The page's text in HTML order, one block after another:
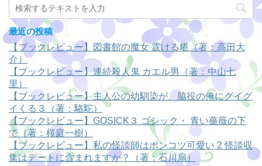
最近の投稿
【ブックレビュー】図書館の魔女 霆ける塔（著：高田大
介）
【ブックレビュー】連続殺人鬼 カエル男（著：中山七
里）
【ブックレビュー】主人公の幼馴染が、脇役の俺にグイグ
イくる３（著：駱駝）
【ブックレビュー】GOSICK３ ゴシック・ 青い薔薇の下
で（著：桜庭一樹）
【ブックレビュー】私の怪談師はポンコツ可愛い 2 怪談収
集はデートに含まれますか？（著：石川扇）